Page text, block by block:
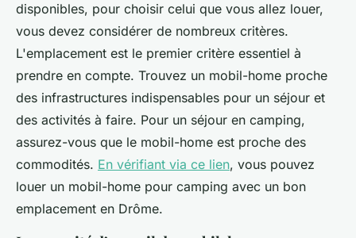
disponibles, pour choisir celui que vous allez louer,
vous devez considérer de nombreux critères.
L'emplacement est le premier critère essentiel à
prendre en compte. Trouvez un mobil-home proche
des infrastructures indispensables pour un séjour et
des activités à faire. Pour un séjour en camping,
assurez-vous que le mobil-home est proche des
commodités. En vérifiant via ce lien, vous pouvez
louer un mobil-home pour camping avec un bon
emplacement en Drôme.